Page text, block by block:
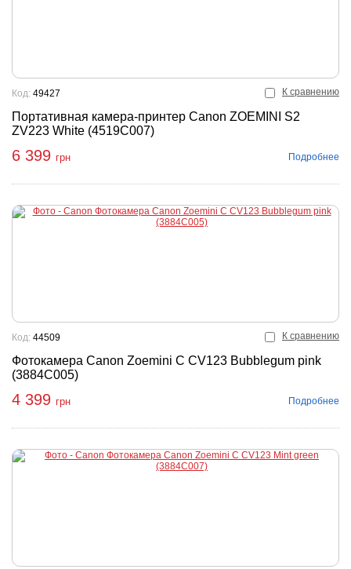
К сравнению
Портативная камера-принтер Canon ZOEMINI S2
ZV223 White (4519C007)
Код: 49427
6 399 грн Подробнее
К сравнению
Фотокамера Canon Zoemini C CV123 Bubblegum pink
(3884C005)
Код: 44509
4 399 грн Подробнее